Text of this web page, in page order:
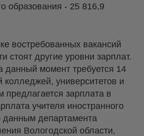
образования - 25 816,9
востребованных вакансий
стоят другие уровни зарплат.
данный момент требуется 14
колледжей, университетов и
предлагается зарплата в
учителя иностранного
данным департамента
Вологодской области,